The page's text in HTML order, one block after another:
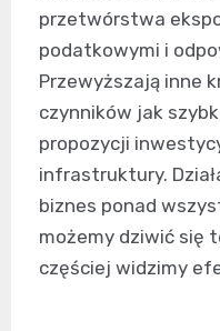
przetwórstwa
podatkowymi i
Przewyższają inne
czynników jak
propozycji
infrastruktury.
biznes ponad
możemy dziwić się
częściej widzimy